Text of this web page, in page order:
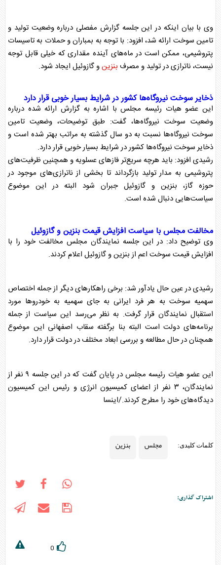
وی با بیان اینکه در این جلسه گزارش مفصلی درباره وضعیت تولید و
تامین سوخت ارائه شد، افزود: با توجه به بمباران و حملات به تاسیسات
پتروشیمی،‌ ممکن است در ماه‌های آینده مقداری که خیلی قابل توجه
نیست،‌ ناترازی در تولید و مصرف بنزینو گازوئیل ایجاد شود.
ذخایر سوخت نیروگاه‌ها کشور در شرایط بسیار خوبی قرار دارد
این عضو هیات رئیسه مجلسبا اشاره به گزارش ارائه شده درباره
وضعیت سوخت نیروگاه‌ها، گفت: طبق توضیحات، وضعیت تامین
سوخت نیروگاه‌ها نسبت به دو سال گذشته به مراتب بهتر شده است و
ذخایر سوخت نیروگاه‌ها کشور در شرایط بسیار خوبی قرار دارد.
رشیدی افزود: باید هرچه سریع‌تر فازهای عسلویه و همچنین ظرفیت‌های
پتروشیمی به مدار تولید بازگرداند تا بخشی از ناترازی‌های موجود در
حوزه گاز، بنزین و گازوئیل جبران شود البته در این موضوع
سیاست‌هایی دنبال شده است.
مخالفتمجلسبا سیاست افزایش قیمتبنزینو گازوئیل
وی توضیح داد: در این جلسه نمایندگان مجلس مخالفت خود را با
افزایش قیمت سوخت اعم از بنزینو گازوئیل اعلام کردند.
رشیدی در عین حال یادآور شد: برخی راهکارهای دیگر از جمله اختصاص
سهمیه سوخت به هر فرد ایرانی به جای سهمیه به خودروها مورد
استقبال نمایندگان قرار گرفت. به نظر می‌رسد این سیاست از جمله
برنامه‌های دولت است البته بنا برگفته سقاب اصفهانی این موضوع
همچنان در حال مطالعه و بررسی ابعاد مختلف در دولت قرار دارد.
این عضو هیات رئیسه مجلس
در پایان گفت که در این جلسه ۹ نفر از
نمایندگان، ۳ نفر از اعضای کمیسیون انرژی و رئیس این کمیسیون
دیدگاه‌های خود را مطرح کردند./اینسا
کلمات کلیدی: مجلس بنزین
اشتراک گذاری:
0